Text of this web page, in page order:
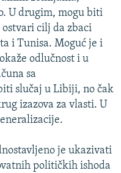
U drugim, mogu biti
cilj da zbaci
i Tunisa. Moguć je i
odlučnost i u
sa
slučaj u Libiji, no čak
izazova za vlasti. U
je ukazivati
političkih ishoda